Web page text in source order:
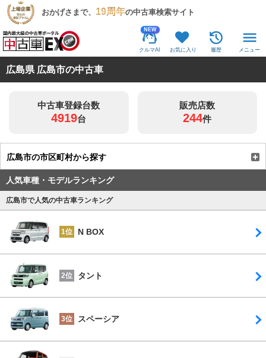
おかげさまで、 19周年の中古車検索サイト
NEW
クルマAI お気に入り 履歴 メニュー
広島県 広島市の中古車
中古車登録台数
4919台
販売店数
244件
広島市の市区町村から探す
人気車種・モデルランキング
広島市で人気の中古車ランキング
1位 N BOX
2位 タント
3位 スペーシア